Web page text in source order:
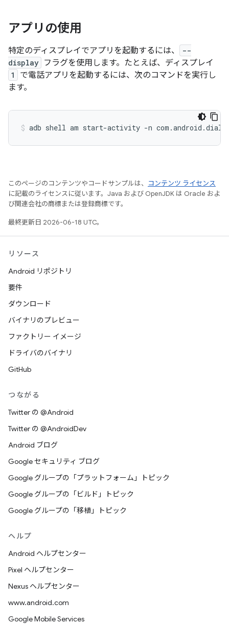
アプリの使用
特定のディスプレイでアプリを起動するには、
--
display フラグを使用します。たとえば、ディスプレイ
1
で電話アプリを起動するには、次のコマンドを実行し
ます。
adb shell am start-activity -n
このページのコンテンツやコードサンプルは、
コンテンツ ライセンス
に記載のライセンスに従います。Java および OpenJDK は Oracle およ
び関連会社の商標または登録商標です。
最終更新日 2026-06-18 UTC。
リソース
Android リポジトリ
要件
ダウンロード
バイナリのプレビュー
ファクトリー イメージ
ドライバのバイナリ
GitHub
つながる
Twitter の @Android
Twitter の @AndroidDev
Android ブログ
Google セキュリティ ブログ
Google グループの「プラットフォーム」トピック
Google グループの「ビルド」トピック
Google グループの「移植」トピック
ヘルプ
Android ヘルプセンター
Pixel ヘルプセンター
Nexus ヘルプセンター
www.android.com
Google Mobile Services